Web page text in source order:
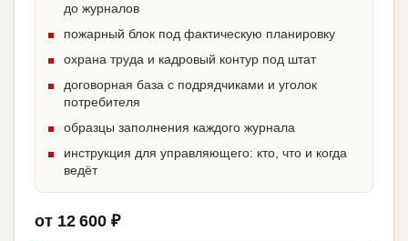
до журналов
пожарный блок под фактическую планировку
охрана труда и кадровый контур под штат
договорная база с подрядчиками и уголок
потребителя
образцы заполнения каждого журнала
инструкция для управляющего: кто, что и когда
ведёт
от 12 600 ₽